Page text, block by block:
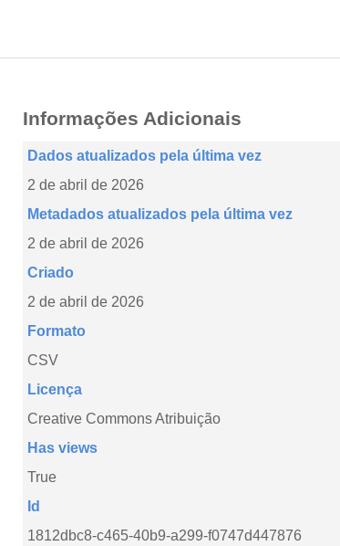
Informações Adicionais
Dados atualizados pela última vez
2 de abril de 2026
Metadados atualizados pela última vez
2 de abril de 2026
Criado
2 de abril de 2026
Formato
CSV
Licença
Creative Commons Atribuição
Has views
True
Id
1812dbc8-c465-40b9-a299-f0747d447876